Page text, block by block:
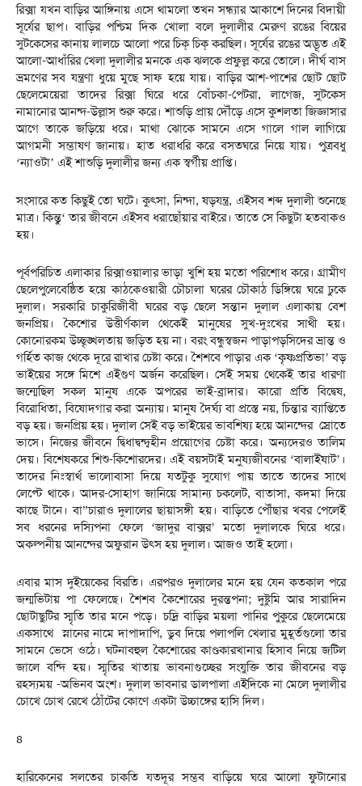
রিক্সা যখন বাড়ির আঙ্গিনায় এসে থামলো তখন সন্ধ্যার আকাশে দিনের বিদায়ী
সূর্যের ছাপ। বাড়ির পশ্চিম দিক খোলা বলে দুলালীর মেরুণ রঙের বিয়ের
সুটকেসের কানায় লালচে আলো পরে চিক্ চিক্ করছিল। সূর্যের রঙের অদ্ভূত এই
আলো-আধাঁরির খেলা দুলালীর মনকে এক ঝলকে প্রফুল্ল করে তোলে। দীর্ঘ বাস
ভ্রমণের সব যন্ত্রণা ধুয়ে মুছে সাফ হয়ে যায়। বাড়ির আশ-পাশের ছোট ছোট
ছেলেমেয়েরা তাদের রিক্সা ঘিরে ধরে বোঁচকা-পেটরা, লাগেজ, সুটকেস
নামানোর আনন্দ-উল্লাস শুরু করে। শাশুড়ি প্রায় দৌঁড়ে এসে কুশলতা জিজ্ঞাসার
আগে তাকে জড়িয়ে ধরে। মাথা ঝোকে সামনে এসে গালে গাল লাগিয়ে
আগমনী সম্ভাষণ জানায়। হাত ধরাধরি করে বসতঘরে নিয়ে যায়। পুত্রবধু
‘ন্যাওটা’ এই শাশুড়ি দুলালীর জন্য এক স্বর্গীয় প্রাপ্তি।
সংসারে কত কিছুই তো ঘটে। কুৎসা, নিন্দা, ষড়যন্ত্র, এইসব শব্দ দুলালী শুনেছে
মাত্র। কিন্তু‘ তার জীবনে এইসব ধরাছোঁয়ার বাইরে। তাতে সে কিছুটা হতবাকও
হয়।
পূর্বপরিচিত এলাকার রিক্সাওয়ালার ভাড়া খুশি হয় মতো পরিশোধ করে। গ্রামীণ
ছেলেপুলেবেষ্ঠিত হয়ে কাঠকেওয়ারী চৌচালা ঘরের চৌকাঠ ডিঙ্গিয়ে ঘরে ঢুকে
দুলাল। সরকারি চাকুরিজীবী ঘরের বড় ছেলে সন্তান দুলাল এলাকায় বেশ
জনপ্রিয়। কৈশোর উত্তীর্ণকাল থেকেই মানুষের সুখ-দুঃখের সাথী হয়।
কোনোরকম উচ্ছৃঙ্খলতায় জড়িত হয় না। বরং বন্ধুস্বজন পাড়াপড়সিদের ভ্রান্ত ও
গর্হিত কাজ থেকে দূরে রাখার চেষ্টা করে। শৈশবে পাড়ার এক ‘কৃষ্ণপ্রতিভা’ বড়
ভাইয়ের সঙ্গে মিশে এইগুণ অর্জন করেছিল। সেই সময় থেকেই তার ধারণা
জন্মেছিল সকল মানুষ একে অপরের ভাই-ব্রাদার। কারো প্রতি বিদ্বেষ,
বিরোধিতা, বিষোদগার করা অন্যায়। মানুষ দৈর্ঘ্য বা প্রস্তে নয়, চিন্তার ব্যাপ্তিতে
বড় হয়। জনপ্রিয় হয়। দুলাল সেই বড় ভাইয়ের ভাবশিষ্য হয়ে আনন্দের স্রোতে
ভাসে। নিজের জীবনে দ্বিধাদ্বন্দ্বহীন প্রয়োগের চেষ্টা করে। অন্যদেরও তালিম
দেয়। বিশেষকরে শিশু-কিশোরদের। এই বয়সটাই মনুষ্যজীবনের ‘বালাইষাট’।
তাদের নিঃস্বার্থ ভালোবাসা দিয়ে যতটুকু সুযোগ পায় তাতে তাদের সাথে
লেপ্টে থাকে। আদর-সোহাগ জানিয়ে সামান্য চকলেট, বাতাসা, কদমা দিয়ে
কাছে টানে। বা”চারাও দুলালের ছায়াসঙ্গী হয়। বাড়িতে পৌঁছার খবর পেলেই
সব ধরনের দস্যিপনা ফেলে ‘জাদুর বাক্সর’ মতো দুলালকে ঘিরে ধরে।
অকল্পনীয় আনন্দের অফুরান উৎস হয় দুলাল। আজও তাই হলো।
এবার মাস দুইয়েকের বিরতি। এরপরও দুলালের মনে হয় যেন কতকাল পরে
জন্মভিটায় পা ফেলেছে। শৈশব কৈশোরের দুরন্তপনা; দুষ্টুমি আর সারাদিন
ছোটাছুটির স্মৃতি তার মনে পড়ে। চদ্রি বাড়ির ময়লা পানির পুকুরে ছেলেমেয়ে
একসাথে স্নানের নামে দাপাদাপি, ডুব দিয়ে পলাপলি খেলার মুহূর্তগুলো তার
সামনে ভেসে ওঠে। ঘটনাবহুল কৈশোরের কাণ্ডকারখানার হিসাব নিয়ে জটিল
জালে বন্দি হয়। স্মৃতির খাতায় ভাবনাগুচ্ছের সংযুক্তি তার জীবনের বড়
রহস্যময় -অভিনব অংশ। দুলাল ভাবনার ডালপালা এইদিকে না মেলে দুলালীর
চোখে চোখ রেখে ঠোঁটের কোণে একটা উচ্চাঙ্গের হাসি দিল।
৪
হারিকেনের সলতের চাকতি যতদূর সম্ভব বাড়িয়ে ঘরে আলো ফুটানোর